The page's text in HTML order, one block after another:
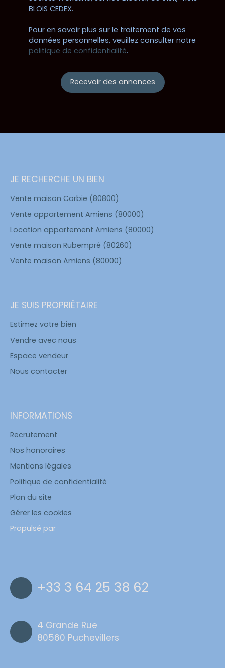
BLOIS CEDEX.
Pour en savoir plus sur le traitement de vos
données personnelles, veuillez consulter notre
politique de confidentialité.
Recevoir des annonces
JE RECHERCHE UN BIEN
Vente maison Corbie (80800)
Vente appartement Amiens (80000)
Location appartement Amiens (80000)
Vente maison Rubempré (80260)
Vente maison Amiens (80000)
JE SUIS PROPRIÉTAIRE
Estimez votre bien
Vendre avec nous
Espace vendeur
Nous contacter
INFORMATIONS
Recrutement
Nos honoraires
Mentions légales
Politique de confidentialité
Plan du site
Gérer les cookies
Propulsé par
+33 3 64 25 38 62
4 Grande Rue
80560 Puchevillers